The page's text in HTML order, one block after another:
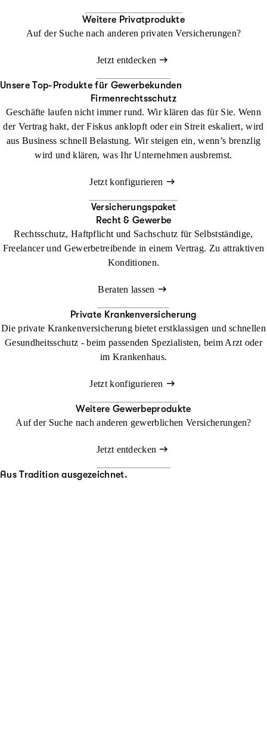
Weitere Privatprodukte
Auf der Suche nach anderen privaten Versicherungen?
Jetzt entdecken
Unsere Top-Produkte für Gewerbekunden
Firmenrechtsschutz
Geschäfte laufen nicht immer rund. Wir klären das für Sie. Wenn
der Vertrag hakt, der Fiskus anklopft oder ein Streit eskaliert, wird
aus Business schnell Belastung. Wir steigen ein, wenn’s brenzlig
wird und klären, was Ihr Unternehmen ausbremst.
Jetzt konfigurieren
Versicherungspaket
Recht & Gewerbe
Rechtsschutz, Haftpflicht und Sachschutz für Selbstständige,
Freelancer und Gewerbetreibende in einem Vertrag. Zu attraktiven
Konditionen.
Beraten lassen
Private Krankenversicherung
Die private Krankenversicherung bietet erstklassigen und schnellen
Gesundheitsschutz - beim passenden Spezialisten, beim Arzt oder
im Krankenhaus.
Jetzt konfigurieren
Weitere Gewerbeprodukte
Auf der Suche nach anderen gewerblichen Versicherungen?
Jetzt entdecken
Aus Tradition ausgezeichnet.